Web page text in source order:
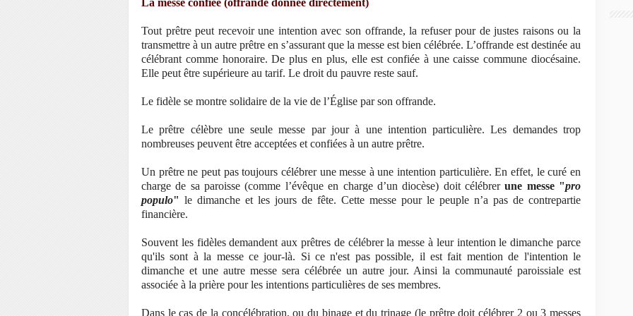
La messe confiée (offrande donnée directement)
Tout prêtre peut recevoir une intention avec son offrande, la refuser pour de justes raisons ou la
transmettre à un autre prêtre en s’assurant que la messe est bien célébrée. L’offrande est destinée au
célébrant comme honoraire. De plus en plus, elle est confiée à une caisse commune diocésaine.
Elle peut être supérieure au tarif. Le droit du pauvre reste sauf.
Le fidèle se montre solidaire de la vie de l’Église par son offrande.
Le prêtre célèbre une seule messe par jour à une intention particulière. Les demandes trop
nombreuses peuvent être acceptées et confiées à un autre prêtre.
Un prêtre ne peut pas toujours célébrer une messe à une intention particulière. En effet, le curé en
charge de sa paroisse (comme l’évêque en charge d’un diocèse) doit célébrerune messe "pro
populo" le dimanche et les jours de fête. Cette messe pour le peuple n’a pas de contrepartie
financière.
Souvent les fidèles demandent aux prêtres de célébrer la messe à leur intention le dimanche parce
qu'ils sont à la messe ce jour-là. Si ce n'est pas possible, il est fait mention de l'intention le
dimanche et une autre messe sera célébrée un autre jour. Ainsi la communauté paroissiale est
associée à la prière pour les intentions particulières de ses membres.
Dans le cas de la concélébration, ou du binage et du trinage (le prêtre doit célébrer 2 ou 3 messes